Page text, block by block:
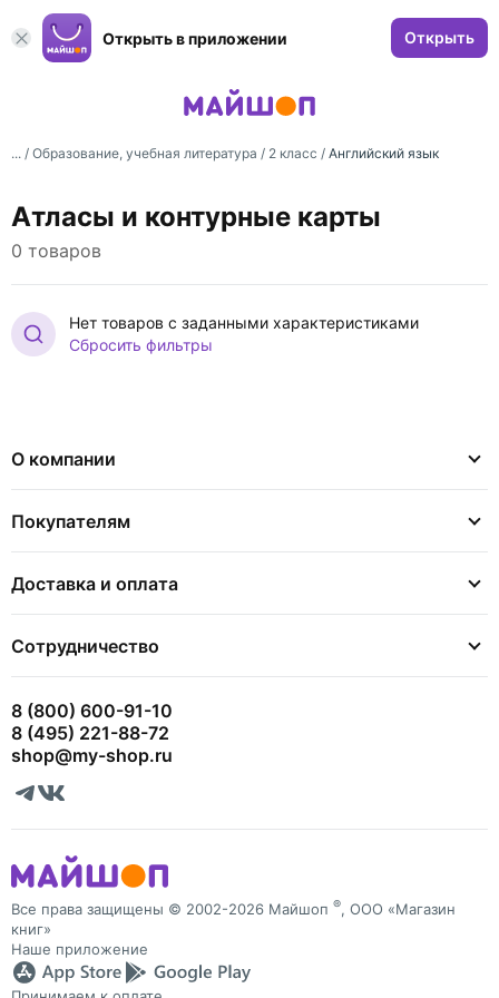
Открыть в приложении Открыть
... / Образование, учебная литература / 2 класс / Английский язык
Атласы и контурные карты
0 товаров
Нет товаров с заданными характеристиками
Сбросить фильтры
О компании
Покупателям
Доставка и оплата
Сотрудничество
8 (800) 600-91-10
8 (495) 221-88-72
shop@my-shop.ru
Все права защищены © 2002-2026 Майшоп ®, ООО «Магазин
книг»
Наше приложение